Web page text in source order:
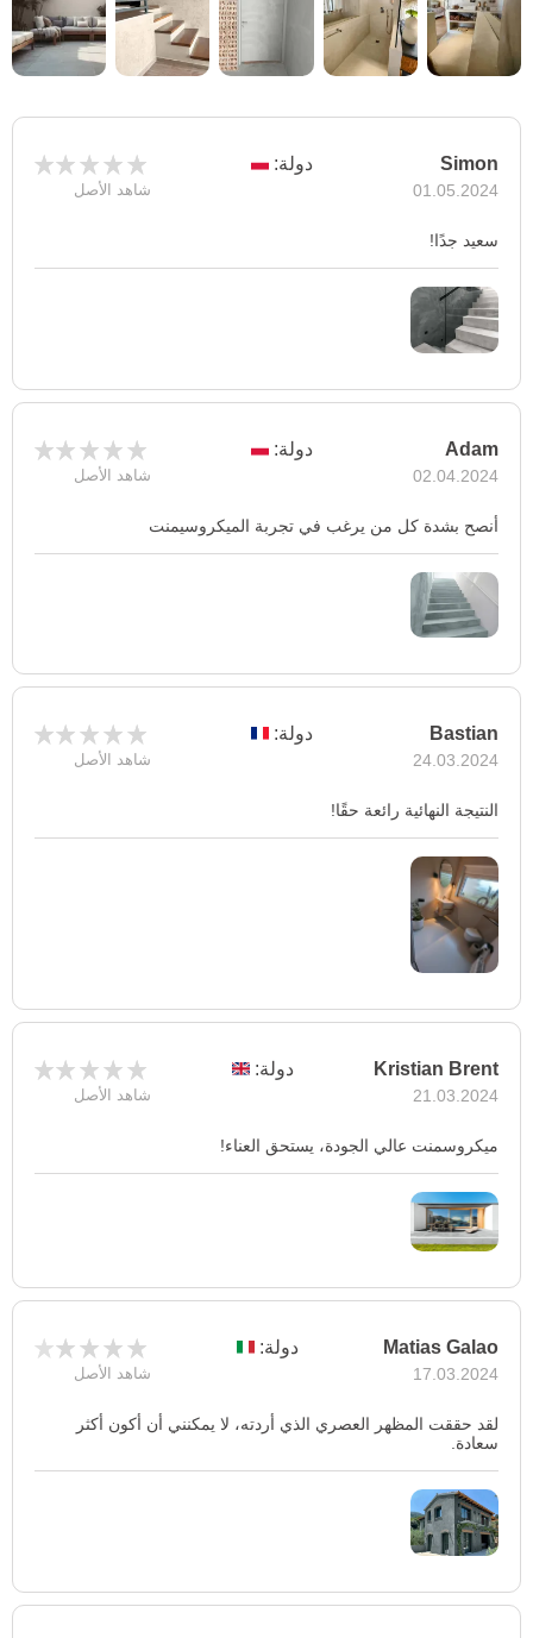
Simon
01.05.2024
دولة:
شاهد الأصل
سعيد جدًا!
Adam
02.04.2024
دولة:
شاهد الأصل
أنصح بشدة كل من يرغب في تجربة الميكروسيمنت
Bastian
24.03.2024
دولة:
شاهد الأصل
النتيجة النهائية رائعة حقًا!
Kristian Brent
21.03.2024
دولة:
شاهد الأصل
ميكروسمنت عالي الجودة، يستحق العناء!
Matias Galao
17.03.2024
دولة:
شاهد الأصل
لقد حققت المظهر العصري الذي أردته، لا يمكنني أن أكون أكثر
سعادة.